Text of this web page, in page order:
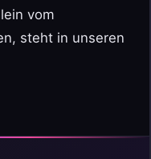
vom
steht in unseren